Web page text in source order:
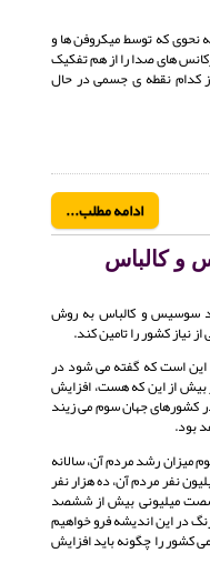
که توسط میکروفن ها و
های صدا را از هم تفکیک
کدام نقطه ی جسمی در حال
ادامه مطلب...
و کالباس
سوسیس و کالباس به روش
نیاز کشور را تامین کند.
این است كه گفته می شود در
بیش از این كه هست، افزایش
كشورهای جهان سوم می زیند
بود.
میزان رشد مردم آن، سالانه
نفر مردم آن، ده هزار نفر
میلیونی بیش از ششصد
در این اندیشه فرو خواهیم
كشور را چگونه باید افزایش